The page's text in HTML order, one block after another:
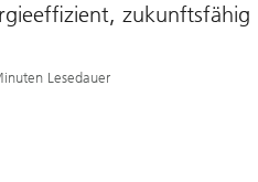
zukunftsfähig
Lesedauer